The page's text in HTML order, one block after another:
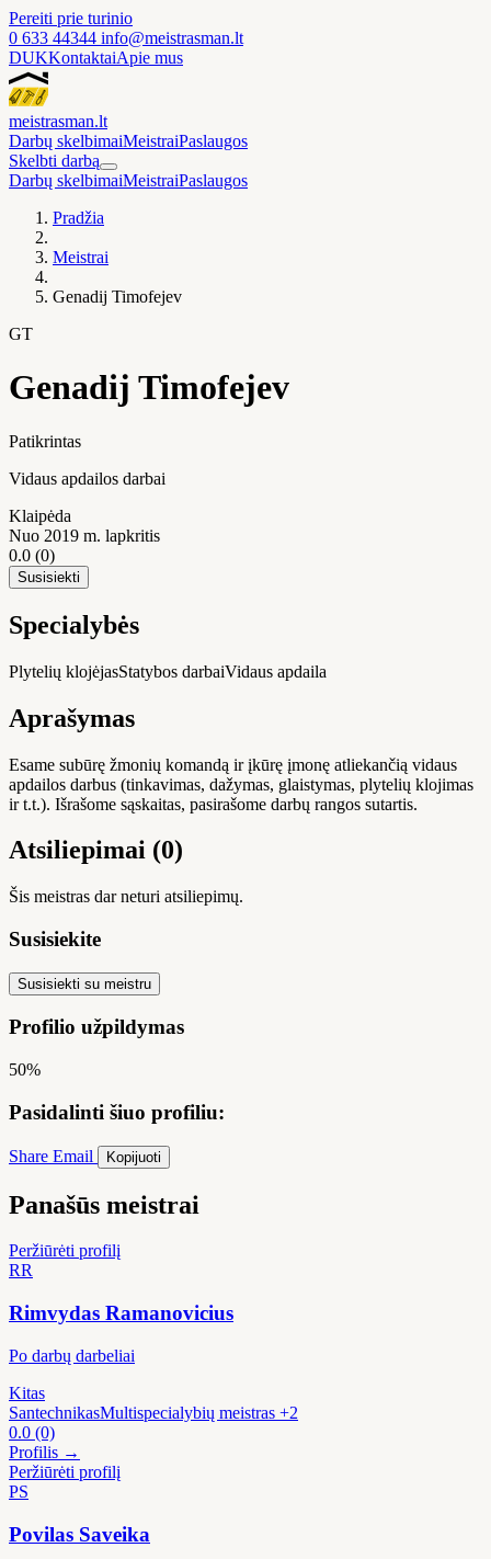
Pereiti prie turinio
0 633 44344 info@meistrasman.lt
DUKKontaktaiApie mus
meistrasman.lt
Darbų skelbimaiMeistraiPaslaugos
Skelbti darbą
Darbų skelbimaiMeistraiPaslaugos
Pradžia
Meistrai
Genadij Timofejev
GT
Genadij Timofejev
Patikrintas
Vidaus apdailos darbai
Klaipėda
Nuo 2019 m. lapkritis
0.0 (0)
Susisiekti
Specialybės
Plytelių klojėjasStatybos darbaiVidaus apdaila
Aprašymas
Esame subūrę žmonių komandą ir įkūrę įmonę atliekančią vidaus
apdailos darbus (tinkavimas, dažymas, glaistymas, plytelių klojimas
ir t.t.). Išrašome sąskaitas, pasirašome darbų rangos sutartis.
Atsiliepimai (0)
Šis meistras dar neturi atsiliepimų.
Susisiekite
Susisiekti su meistru
Profilio užpildymas
50%
Pasidalinti šiuo profiliu:
Share Email Kopijuoti
Panašūs meistrai
Peržiūrėti profilį
RR
Rimvydas Ramanovicius
Po darbų darbeliai
Kitas
SantechnikasMultispecialybių meistras +2
0.0 (0)
Profilis →
Peržiūrėti profilį
PS
Povilas Saveika